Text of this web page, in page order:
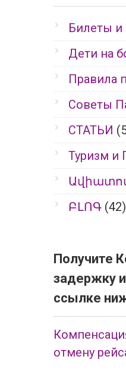
Билеты и
Дети на
Правила
Советы
СТАТЬИ
Туризм и
ԲԼՈԳ (42)
Получите
задержку
ссылке
отмену